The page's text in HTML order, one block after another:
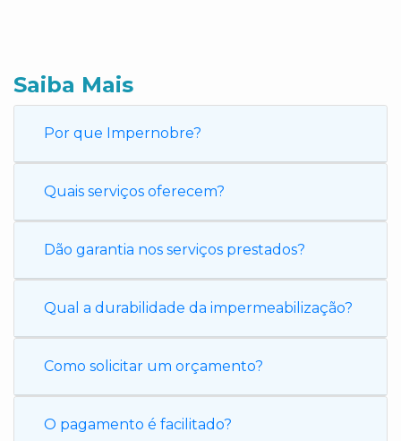
Saiba Mais
Por que Impernobre?
Quais serviços oferecem?
Dão garantia nos serviços prestados?
Qual a durabilidade da impermeabilização?
Como solicitar um orçamento?
O pagamento é facilitado?